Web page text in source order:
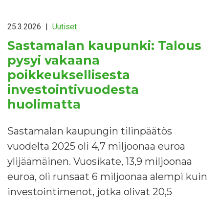
25.3.2026 | Uutiset
Sastamalan kaupunki: Talous
pysyi vakaana
poikkeuksellisesta
investointivuodesta
huolimatta
Sastamalan kaupungin tilinpäätös
vuodelta 2025 oli 4,7 miljoonaa euroa
ylijäämäinen. Vuosikate, 13,9 miljoonaa
euroa, oli runsaat 6 miljoonaa alempi kuin
investointimenot, jotka olivat 20,5